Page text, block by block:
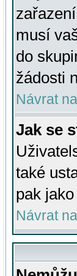
musí
do
žádosti
Návrat
Jak se
také
pak
Návrat